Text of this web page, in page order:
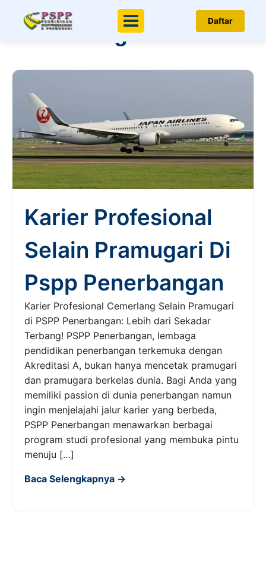
Menu Daftar
Berita & Artikel
Penerbangan
Karier Profesional
Selain Pramugari Di
Pspp Penerbangan
Karier Profesional Cemerlang Selain Pramugari
di PSPP Penerbangan: Lebih dari Sekadar
Terbang! PSPP Penerbangan, lembaga
pendidikan penerbangan terkemuka dengan
Akreditasi A, bukan hanya mencetak pramugari
dan pramugara berkelas dunia. Bagi Anda yang
memiliki passion di dunia penerbangan namun
ingin menjelajahi jalur karier yang berbeda,
PSPP Penerbangan menawarkan berbagai
program studi profesional yang membuka pintu
menuju […]
Baca Selengkapnya →